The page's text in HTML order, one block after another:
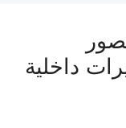
داخلية